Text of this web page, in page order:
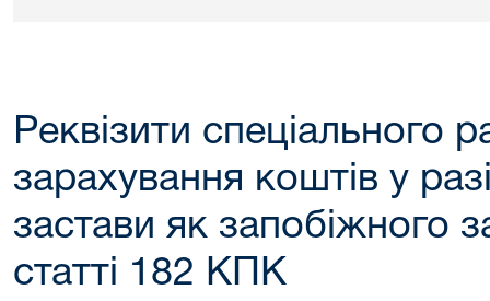
Реквізити спеціального
зарахування коштів у
застави як запобіжного
статті 182 КПК